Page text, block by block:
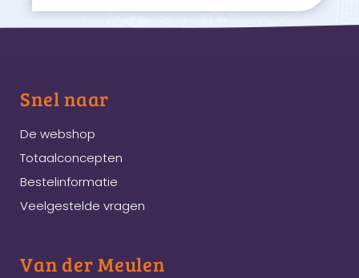
Snel naar
De webshop
Totaalconcepten
Bestelinformatie
Veelgestelde vragen
Van der Meulen